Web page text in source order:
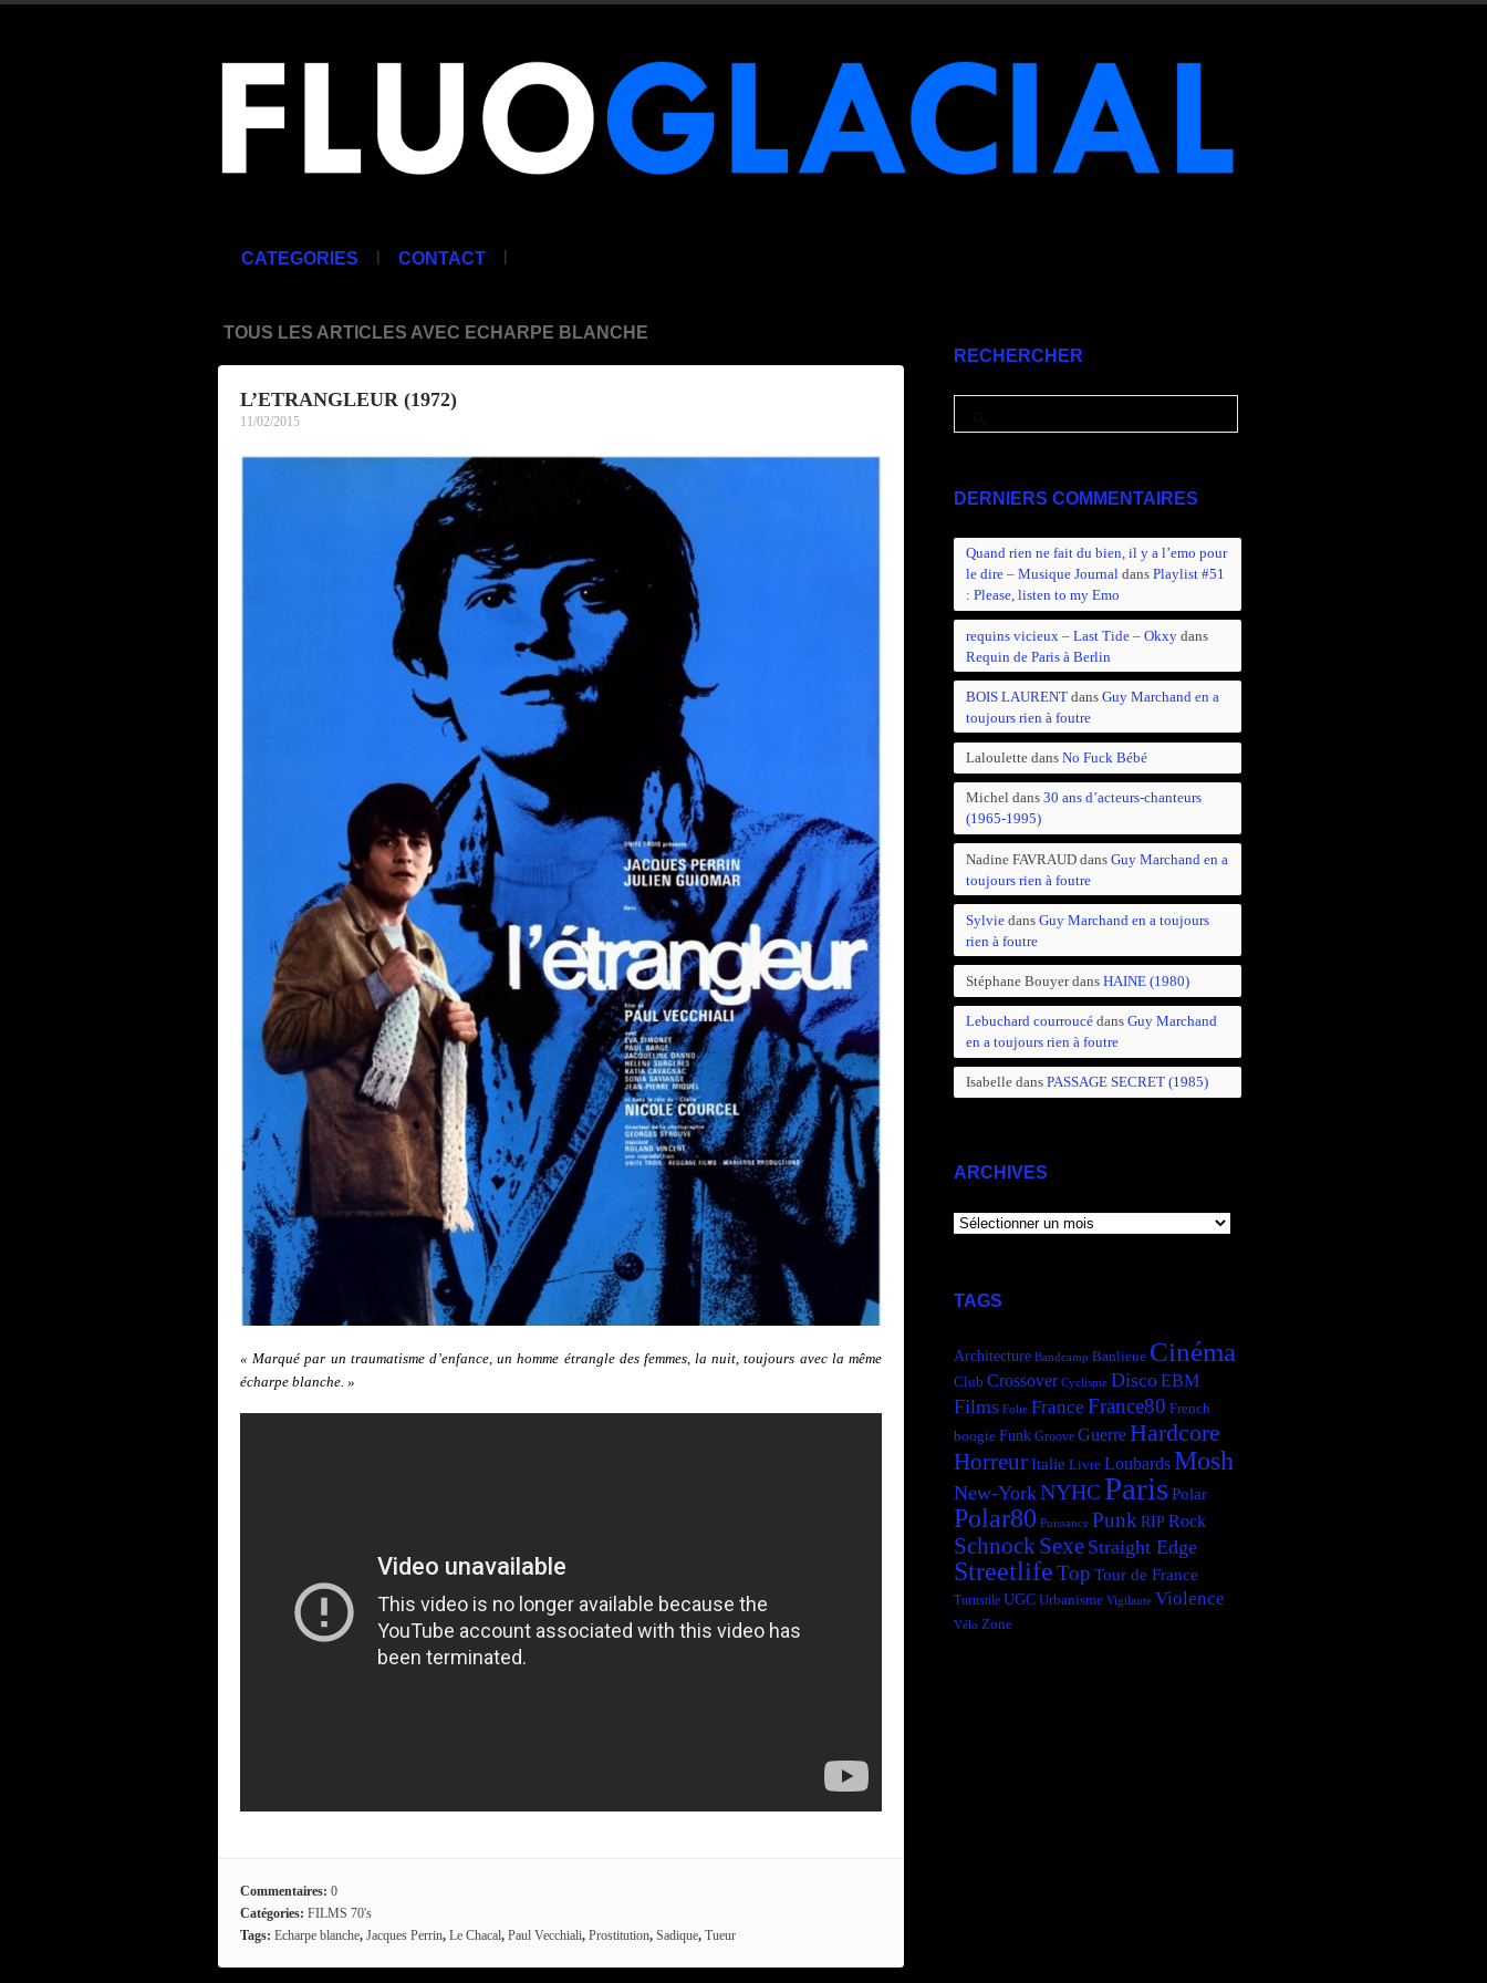
CATEGORIES | CONTACT |
TOUS LES ARTICLES AVEC ECHARPE BLANCHE
L’ETRANGLEUR (1972)
11/02/2015
« Marqué par un traumatisme d’enfance, un homme étrangle des femmes, la nuit, toujours avec la même
écharpe blanche. »
Commentaires: 0
Catégories: FILMS 70's
Tags: Echarpe blanche, Jacques Perrin, Le Chacal, Paul Vecchiali, Prostitution, Sadique, Tueur
RECHERCHER
DERNIERS COMMENTAIRES
Quand rien ne fait du bien, il y a l’emo pour
le dire – Musique Journaldans Playlist #51
: Please, listen to my Emo
requins vicieux – Last Tide – Okxydans
Requin de Paris à Berlin
BOIS LAURENTdans Guy Marchand en a
toujours rien à foutre
Laloulettedans No Fuck Bébé
Micheldans 30 ans d’acteurs-chanteurs
(1965-1995)
Nadine FAVRAUDdans Guy Marchand en a
toujours rien à foutre
Sylviedans Guy Marchand en a toujours
rien à foutre
Stéphane Bouyerdans HAINE (1980)
Lebuchard courroucédans Guy Marchand
en a toujours rien à foutre
Isabelledans PASSAGE SECRET (1985)
ARCHIVES
ARCHIVES
TAGS
Architecture Bandcamp Banlieue Cinéma
Club Crossover Cyclisme DiscoEBM
Films Folie France France80 French
boogie Funk Groove GuerreHardcore
HorreurItalie Livre LoubardsMosh
New-YorkNYHCParisPolar
Polar80 Puissance Punk RIPRock
Schnock Sexe Straight Edge
StreetlifeTop Tour de France
Turnstile UGC Urbanisme Vigilante Violence
Vélo Zone